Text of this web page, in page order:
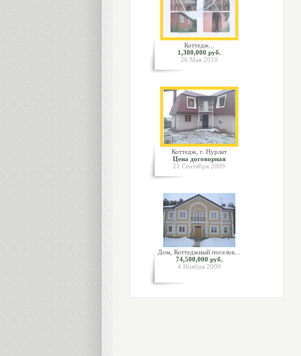
Коттедж...
1,300,000 руб.
26 Мая 2010
Коттедж, г. Нурлат
Цена договорная
21 Сентября 2009
Дом, Коттеджный поселок...
74,500,000 руб.
4 Ноября 2009